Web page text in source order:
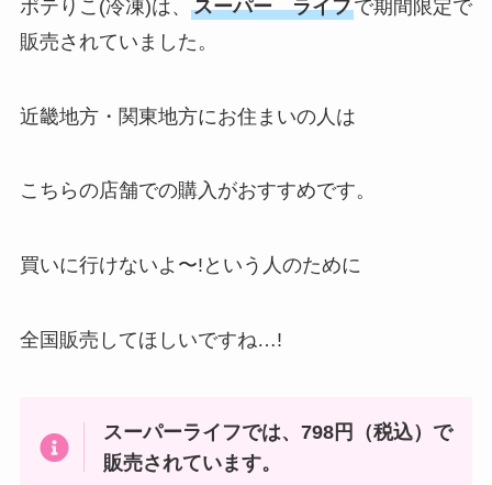
ポテりこ(冷凍)は、 スーパー ライフで期間限定で
販売されていました。
近畿地方・関東地方にお住まいの人は
こちらの店舗での購入がおすすめです。
買いに行けないよ〜!という人のために
全国販売してほしいですね…!
スーパーライフでは、798円（税込）で
販売されています。